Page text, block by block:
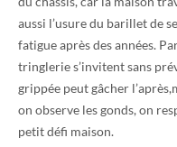
aussi l’usure du barillet de
fatigue après des années.
tringlerie s’invitent sans
grippée peut gâcher
on observe les gonds, on
petit défi maison.